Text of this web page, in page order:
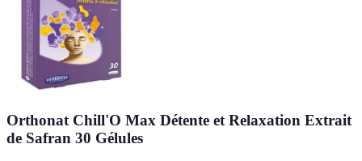
Orthonat Chill'O Max Détente et Relaxation Extrait
de Safran 30 Gélules